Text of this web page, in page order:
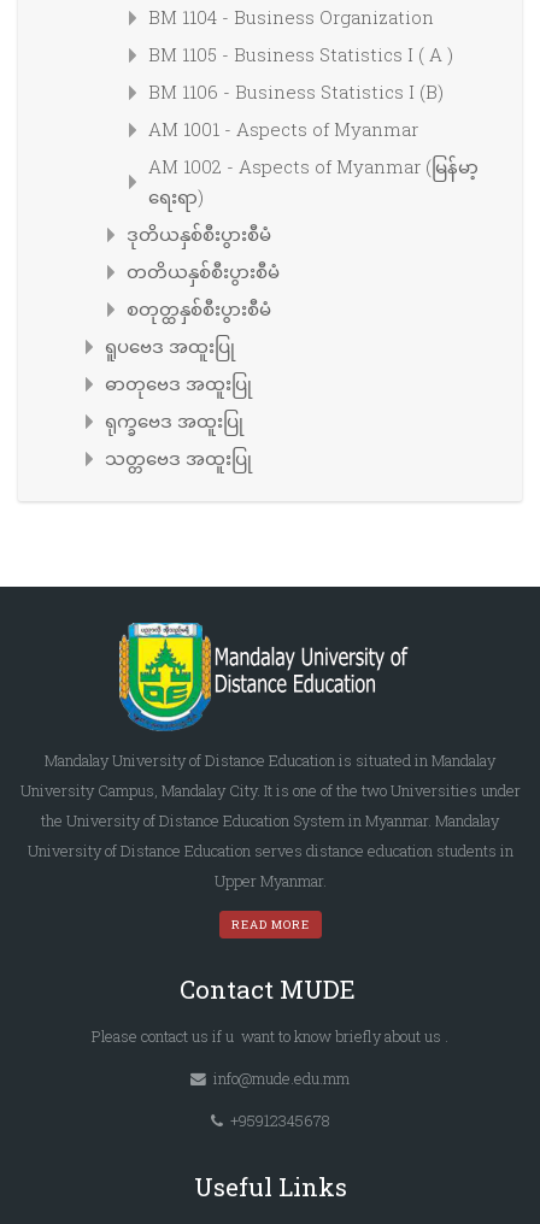
BM 1104 - Business Organization
BM 1105 - Business Statistics I ( A )
BM 1106 - Business Statistics I (B)
AM 1001 - Aspects of Myanmar
AM 1002 - Aspects of Myanmar (မြန်မာ့
ရေးရာ)
ဒုတိယနှစ်စီးပွားစီမံ
တတိယနှစ်စီးပွားစီမံ
စတုတ္ထနှစ်စီးပွားစီမံ
ရူပဗေဒ အထူးပြု
ဓာတုဗေဒ အထူးပြု
ရုက္ခဗေဒ အထူးပြု
သတ္တဗေဒ အထူးပြု
Mandalay University of Distance Education is situated in Mandalay
University Campus, Mandalay City. It is one of the two Universities under
the University of Distance Education System in Myanmar. Mandalay
University of Distance Education serves distance education students in
Upper Myanmar.
READ MORE
Contact MUDE
Please contact us if u want to know brieflyabout us
info@mude.edu.mm
+95912345678
Useful Links